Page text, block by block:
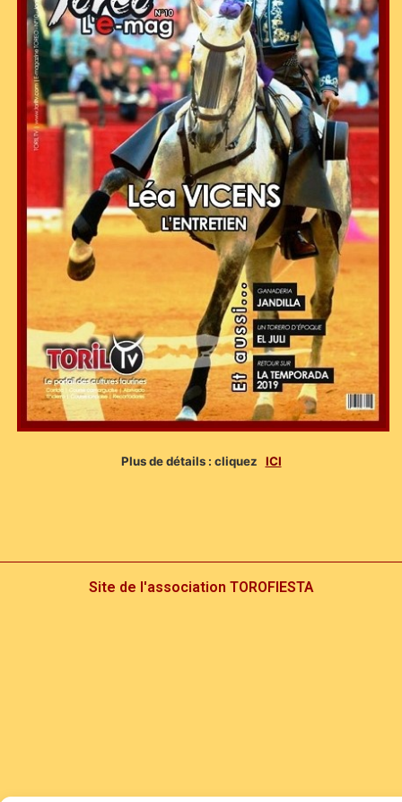
Plus de détails : cliquez ICI
Site de l'association TOROFIESTA